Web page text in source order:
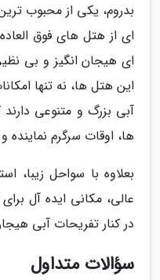
بدروم، یکی از محبوب
ای از هتل های فوق
ای هیجان انگیز و بی
این هتل ها، نه تنها
آبی بزرگ و متنوعی دارند
ها، اوقات سرگرم نماینده
بعلاوه با سواحل زیبا،
عالی، مکانی ایده آل
در کنار تفریحات آبی
سؤالات متداول